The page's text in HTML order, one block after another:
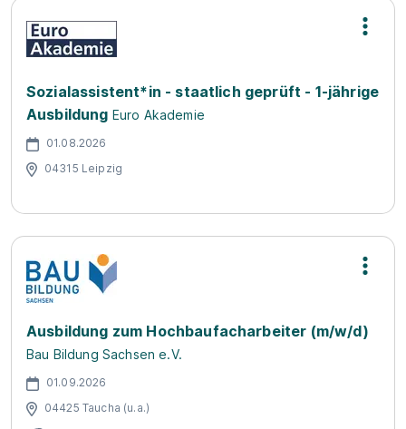
Sozialassistent*in - staatlich geprüft - 1-jährige
Ausbildung Euro Akademie
01.08.2026
04315 Leipzig
Ausbildung zum Hochbaufacharbeiter (m/w/d)
Bau Bildung Sachsen e.V.
01.09.2026
04425 Taucha (u.a.)